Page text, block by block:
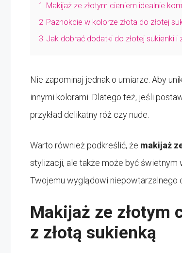
1 Makijaż ze złotym cieniem idealnie
2 Paznokcie w kolorze złota do złotej
3 Jak dobrać dodatki do złotej sukienki i
Nie zapominaj jednak o umiarze. Aby
innymi kolorami. Dlatego też, jeśli
przykład delikatny róż czy nude.
Warto również podkreślić, że makijaż
stylizacji, ale także może być świetnym
Twojemu wyglądowi niepowtarzalnego
Makijaż ze złotym
z złotą sukienką